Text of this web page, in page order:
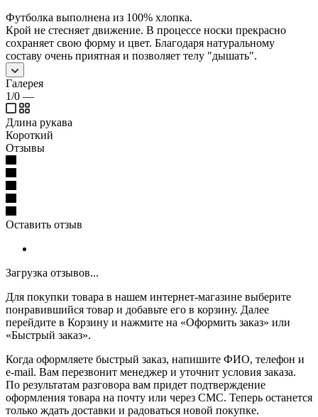
Футболка выполнена из 100% хлопка.
Крой не стесняет движение. В процессе носки прекрасно
сохраняет свою форму и цвет. Благодаря натуральному
составу очень приятная и позволяет телу "дышать".
Галерея
1/0 —
Длина рукава
Короткий
Отзывы
Оставить отзыв
Загрузка отзывов...
Для покупки товара в нашем интернет-магазине выберите
понравившийся товар и добавьте его в корзину. Далее
перейдите в Корзину и нажмите на «Оформить заказ» или
«Быстрый заказ».
Когда оформляете быстрый заказ, напишите ФИО, телефон и
e-mail. Вам перезвонит менеджер и уточнит условия заказа.
По результатам разговора вам придет подтверждение
оформления товара на почту или через СМС. Теперь останется
только ждать доставки и радоваться новой покупке.